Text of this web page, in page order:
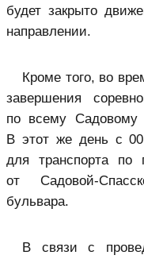
будет закрыто
направлении.
Кроме того, во
завершения
по всему Садовому
В этот же день с
для транспорта по
от Садовой-
бульвара.
В связи с